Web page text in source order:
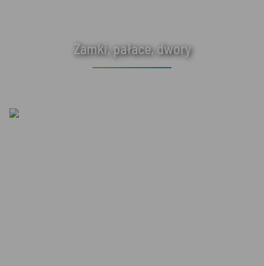
Zamki, pałace, dwory